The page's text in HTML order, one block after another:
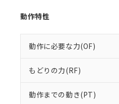
動作特性
動作に必要な力(OF)
もどりの力(RF)
動作までの動き(PT)